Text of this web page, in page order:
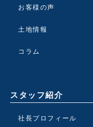
お客様の声
土地情報
コラム
スタッフ紹介
社長プロフィール